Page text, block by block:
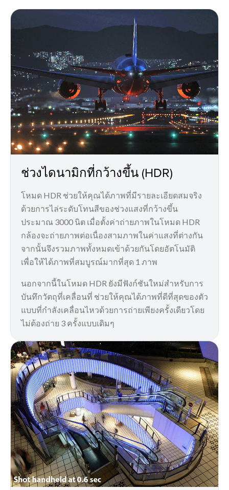
ช่วงไดนามิกที่กว้างขึ้น (HDR)
โหมด HDR ช่วยให้คุณได้ภาพที่มีรายละเอียดสมจริง
ด้วยการไล่ระดับโทนสีของช่วงแสงที่กว้างขึ้น
ประมาณ 3000 นิต เมื่อตั้งค่าถ่ายภาพในโหมด HDR
กล้องจะถ่ายภาพต่อเนื่องสามภาพในค่าแสงที่ต่างกัน
จากนั้นจึงรวมภาพทั้งหมดเข้าด้วยกันโดยอัตโนมัติ
เพื่อให้ได้ภาพที่สมบูรณ์มากที่สุด 1 ภาพ
นอกจากนี้ในโหมด HDR ยังมีฟังก์ชันใหม่สำหรับการ
บันทึกวัตถุที่เคลื่อนที่ ช่วยให้คุณได้ภาพที่ดีที่สุดของตัว
แบบที่กำลังเคลื่อนไหวด้วยการถ่ายเพียงครั้งเดียวโดย
ไม่ต้องถ่าย 3 ครั้งแบบเดิมๆ